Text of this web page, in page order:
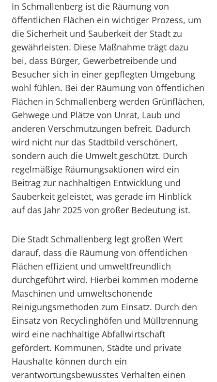
In Schmallenberg ist die Räumung von
öffentlichen Flächen ein wichtiger Prozess, um
die Sicherheit und Sauberkeit der Stadt zu
gewährleisten. Diese Maßnahme trägt dazu
bei, dass Bürger, Gewerbetreibende und
Besucher sich in einer gepflegten Umgebung
wohl fühlen. Bei der Räumung von öffentlichen
Flächen in Schmallenberg werden Grünflächen,
Gehwege und Plätze von Unrat, Laub und
anderen Verschmutzungen befreit. Dadurch
wird nicht nur das Stadtbild verschönert,
sondern auch die Umwelt geschützt. Durch
regelmäßige Räumungsaktionen wird ein
Beitrag zur nachhaltigen Entwicklung und
Sauberkeit geleistet, was gerade im Hinblick
auf das Jahr 2025 von großer Bedeutung ist.
Die Stadt Schmallenberg legt großen Wert
darauf, dass die Räumung von öffentlichen
Flächen effizient und umweltfreundlich
durchgeführt wird. Hierbei kommen moderne
Maschinen und umweltschonende
Reinigungsmethoden zum Einsatz. Durch den
Einsatz von Recyclinghöfen und Mülltrennung
wird eine nachhaltige Abfallwirtschaft
gefördert. Kommunen, Städte und private
Haushalte können durch ein
verantwortungsbewusstes Verhalten einen